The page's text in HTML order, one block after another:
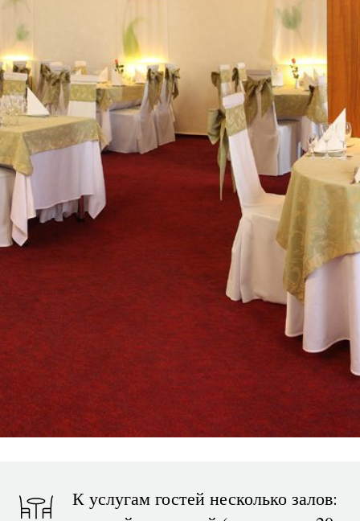
К услугам гостей несколько залов: